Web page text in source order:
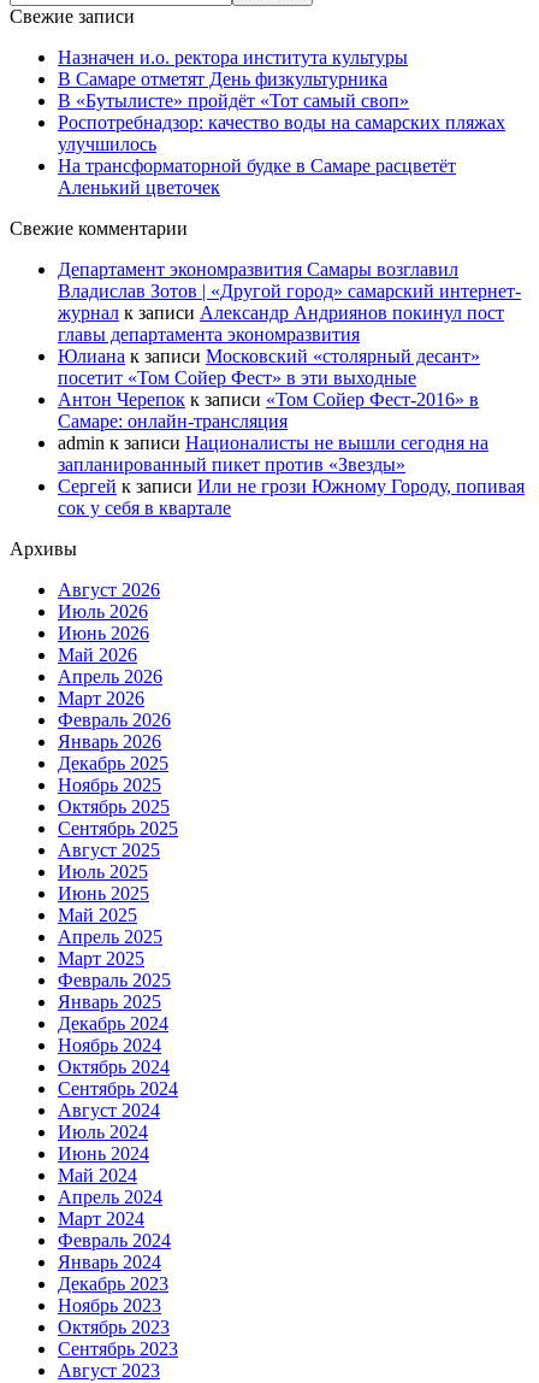
Свежие записи
Назначен и.о. ректора института культуры
В Самаре отметят День физкультурника
В «Бутылисте» пройдёт «Тот самый своп»
Роспотребнадзор: качество воды на самарских пляжах
улучшилось
На трансформаторной будке в Самаре расцветёт
Аленький цветочек
Свежие комментарии
Департамент экономразвития Самары возглавил
Владислав Зотов | «Другой город» самарский интернет-
журнал к записи Александр Андриянов покинул пост
главы департамента экономразвития
Юлиана к записи Московский «столярный десант»
посетит «Том Сойер Фест» в эти выходные
Антон Черепок к записи «Том Сойер Фест-2016» в
Самаре: онлайн-трансляция
admin к записи Националисты не вышли сегодня на
запланированный пикет против «Звезды»
Сергей к записи Или не грози Южному Городу, попивая
сок у себя в квартале
Архивы
Август 2026
Июль 2026
Июнь 2026
Май 2026
Апрель 2026
Март 2026
Февраль 2026
Январь 2026
Декабрь 2025
Ноябрь 2025
Октябрь 2025
Сентябрь 2025
Август 2025
Июль 2025
Июнь 2025
Май 2025
Апрель 2025
Март 2025
Февраль 2025
Январь 2025
Декабрь 2024
Ноябрь 2024
Октябрь 2024
Сентябрь 2024
Август 2024
Июль 2024
Июнь 2024
Май 2024
Апрель 2024
Март 2024
Февраль 2024
Январь 2024
Декабрь 2023
Ноябрь 2023
Октябрь 2023
Сентябрь 2023
Август 2023